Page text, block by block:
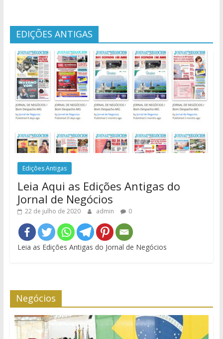
EDIÇÕES ANTIGAS
Edições Antigas
Leia Aqui as Edições Antigas do
Jornal de Negócios
22 de julho de 2020 admin 0
Leia as Edições Antigas do Jornal de Negócios
Negócios